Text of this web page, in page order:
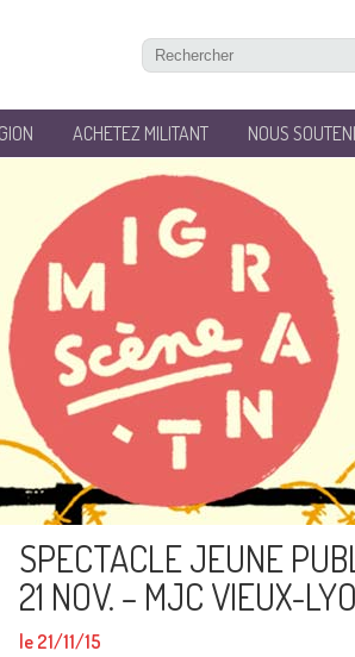
ACHETEZ MILITANT NOUS
SPECTACLE JEUNE
21 NOV. – MJC VIEUX-
le 21/11/15